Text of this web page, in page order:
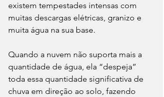
existem tempestades intensas com
muitas descargas elétricas, granizo e
muita água na sua base.
Quando a nuvem não suporta mais a
quantidade de água, ela “despeja”
toda essa quantidade significativa de
chuva em direção ao solo, fazendo